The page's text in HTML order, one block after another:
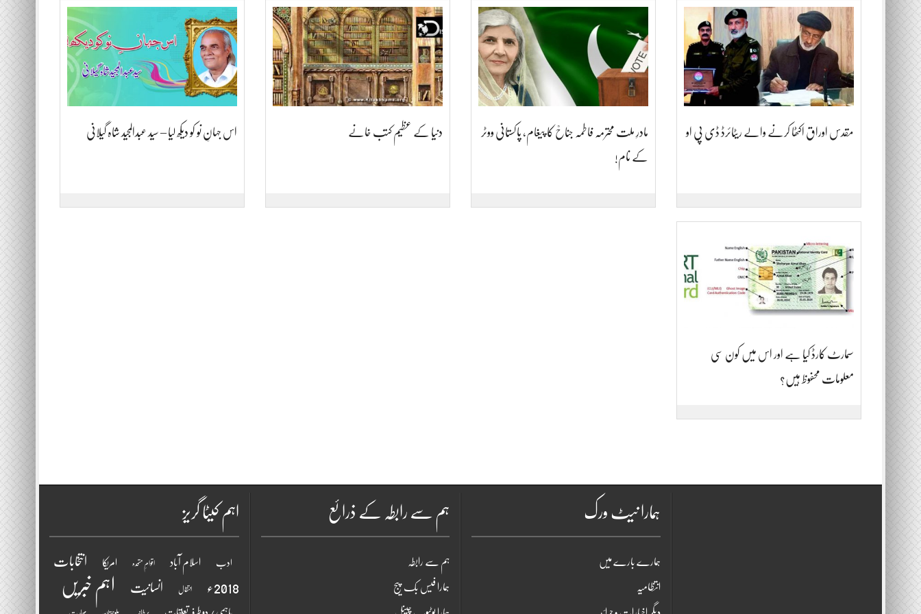
مقدس اوراق اکٹھا کرنے والے ریٹائرڈ ڈی پی او مادرِ ملت محترمہ فاطمہ جناحؒ کا پیغام، پاکستانی ووٹر
کے نام!
دنیا کے عظیم کتب خانے اس جہانِ نو کو دیکھ لیا – سید عبدالمجید شاہ گیلانی
سمارٹ کارڈ کیا ہے اور اس میں کون سی
معلومات محفوظ ہیں؟
اہم کیٹا گریز
ادب اسلام آباد اقوامِ متحدہ امریکا انتخابات
2018ء انتقال انسانیت اہم خبریں
باہمی / دو طرفہ تعلقات
ہم سے رابطہ کے ذرائع
ہم سے رابطہ
ہمارا فیس بک پیج
ہمارا نیٹ ورک
ہمارے بارے میں
انتظامیہ